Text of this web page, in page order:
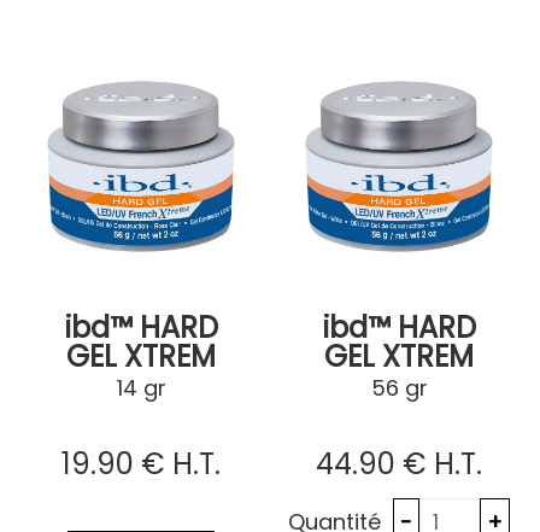
ibd™ HARD
GEL XTREM
BLUSH
14 gr
19.90 € H.T.
ibd™ HARD
GEL XTREM
WHITE
56 gr
44.90 € H.T.
Quantité